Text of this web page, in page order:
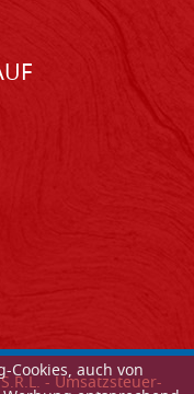
Cookies, auch von
- Umsatzsteuer-